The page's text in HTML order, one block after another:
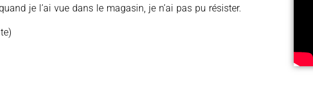
je l’ai vue dans le magasin, je n’ai pas pu résister.